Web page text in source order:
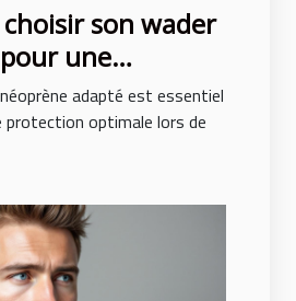
son wader
une
?
adapté est essentiel
protection optimale lors de